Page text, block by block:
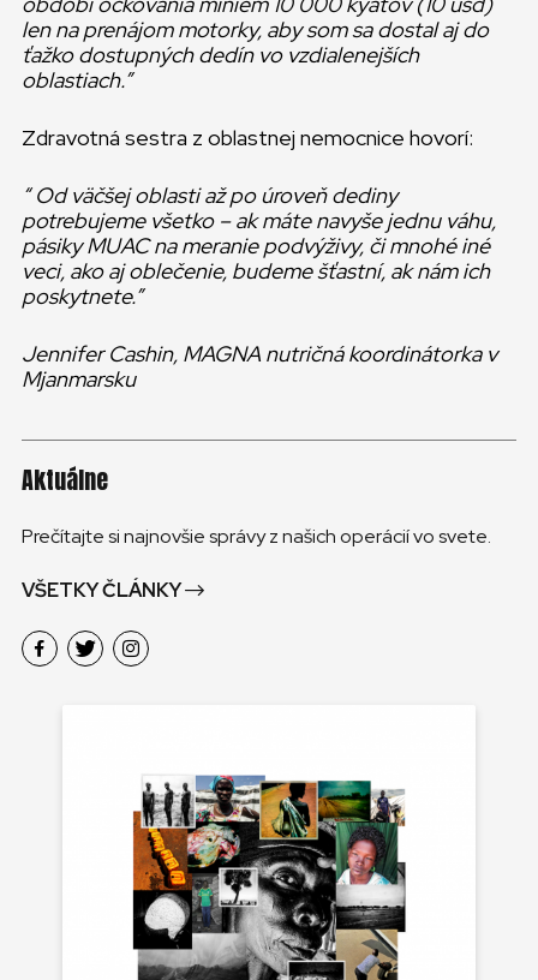
len na prenájom motorky, aby som sa dostal aj do
ťažko dostupných dedín vo vzdialenejších
oblastiach.”
Zdravotná sestra z oblastnej nemocnice hovorí:
“ Od väčšej oblasti až po úroveň dediny
potrebujeme všetko – ak máte navyše jednu váhu,
pásiky MUAC na meranie podvýživy, či mnohé iné
veci, ako aj oblečenie, budeme šťastní, ak nám ich
poskytnete.”
Jennifer Cashin, MAGNA nutričná koordinátorka v
Mjanmarsku
Aktuálne
Prečítajte si najnovšie správy z našich operácií vo svete.
VŠETKY ČLÁNKY